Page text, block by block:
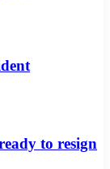
to resign